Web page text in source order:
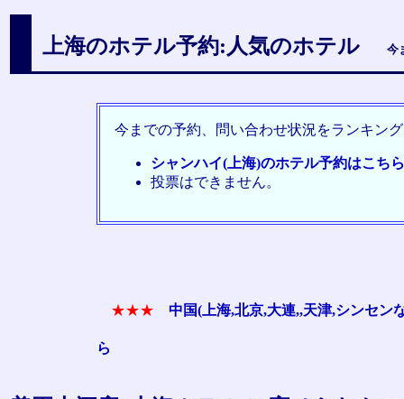
上海のホテル予約:人気のホテル今
今までの予約、問い合わせ状況をランキン
シャンハイ(上海)のホテル予約はこち
投票はできません。
★★★ 中国(上海,北京,大連,,天津,シンセン
ら